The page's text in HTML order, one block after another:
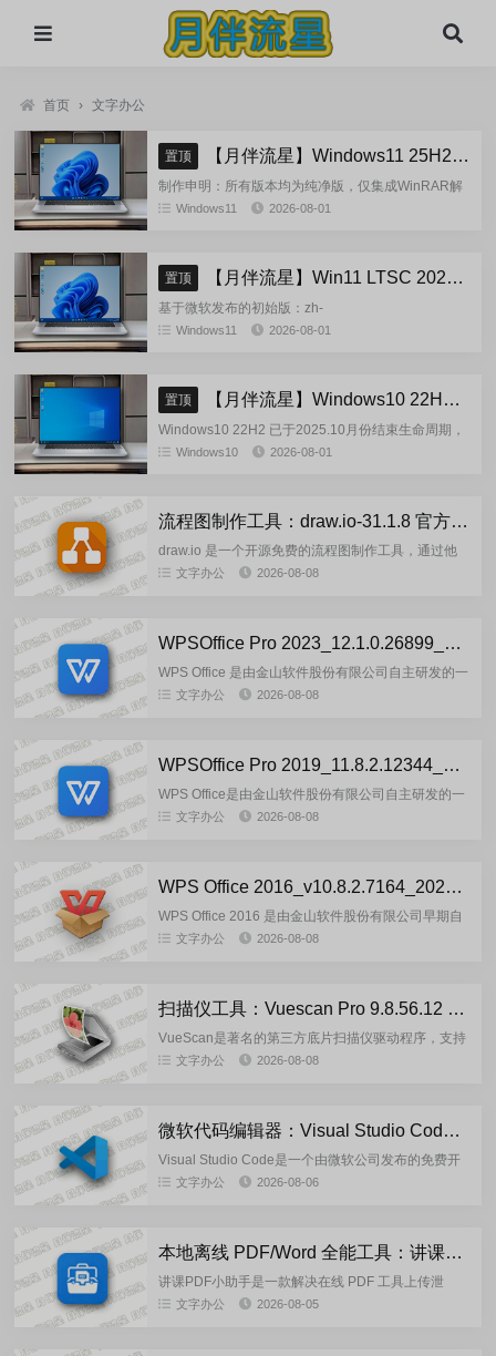
首页 › 文字办公
置顶 【月伴流星】Windows11 25H2 完整+适量精简多合一安装版2026.08
制作申明：所有版本均为纯净版，仅集成WinRAR解
压缩和VBCRedist_x86_x64和系统必须的软件和运
Windows11 2026-08-01
置顶 【月伴流星】Win11 LTSC 2024 完整+适量精简多合一安装版2026.08
基于微软发布的初始版：zh-
Windows11 2026-08-01
置顶 【月伴流星】Windows10 22H2 完整+适量精简多合一安装版2026.08
Windows10 22H2 已于2025.10月份结束生命周期，
官方已经停止技术支持，考虑到22H2尚有大量用
Windows10 2026-08-01
流程图制作工具：draw.io-31.1.8 官方正式版
draw.io 是一个开源免费的流程图制作工具，通过他
可以方便的制作流程图。他包括桌面版和一个在线
文字办公 2026-08-08
WPSOffice Pro 2023_12.1.0.26899_20260806 雨糖科技特别版
WPS Office 是由金山软件股份有限公司自主研发的一
款办公软件套装，可以实现办公软件最常用的文字、
文字办公 2026-08-08
WPSOffice Pro 2019_11.8.2.12344_20260806 雨糖科技特别版
WPS Office是由金山软件股份有限公司自主研发的一
款办公软件套装，可以实现办公软件最常用的文字、
文字办公 2026-08-08
WPS Office 2016_v10.8.2.7164_20260806 雨糖科技特别版
WPS Office 2016 是由金山软件股份有限公司早期自
主研发的一款办公软件套装，可以实现办公软件最常
文字办公 2026-08-08
扫描仪工具：Vuescan Pro 9.8.56.12 中文绿色便携版
VueScan是著名的第三方底片扫描仪驱动程序，支持
市场可见绝大多数型号的底片扫描仪，可以更为灵活
文字办公 2026-08-08
微软代码编辑器：Visual Studio Code 1.132.0 官方正式版
Visual Studio Code是一个由微软公司发布的免费开
源且跨平台的代码编辑器，它本质上是微软将他们的
文字办公 2026-08-06
本地离线 PDF/Word 全能工具：讲课PDF小助手1.5.6 官方免费版
讲课PDF小助手是一款解决在线 PDF 工具上传泄
密、批量受限、广告多、网络依赖等痛点，主打本地
文字办公 2026-08-05